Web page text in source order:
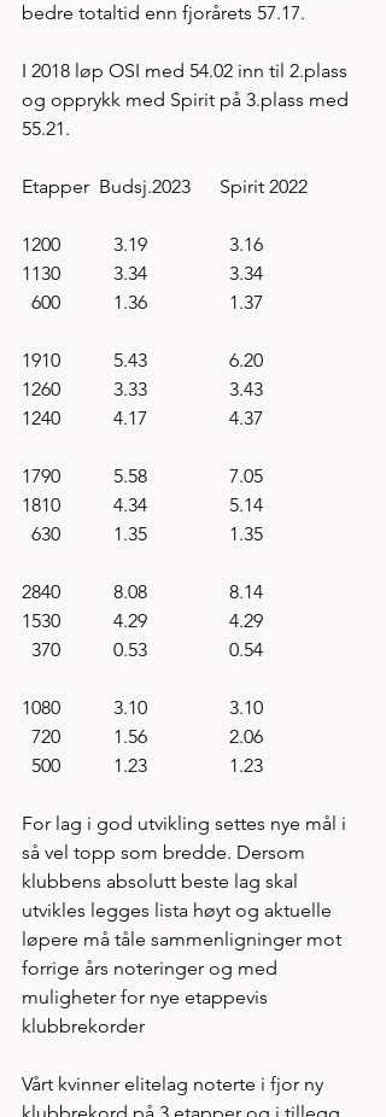
bedre totaltid enn fjorårets 57.17.
I 2018 løp OSI med 54.02 inn til 2.plass
og opprykk med Spirit på 3.plass med
55.21.
Etapper  Budsj.2023      Spirit 2022
1200           3.19                 3.16
1130           3.34                 3.34
  600           1.36                 1.37
1910           5.43                 6.20
1260           3.33                 3.43
1240           4.17                 4.37
1790           5.58                 7.05
1810           4.34                 5.14
  630           1.35                 1.35
2840           8.08                 8.14
1530           4.29                 4.29
  370           0.53                 0.54
1080           3.10                 3.10
  720           1.56                 2.06
  500           1.23                 1.23
For lag i god utvikling settes nye mål i
så vel topp som bredde. Dersom
klubbens absolutt beste lag skal
utvikles legges lista høyt og aktuelle
løpere må tåle sammenligninger mot
forrige års noteringer og med
muligheter for nye etappevis
klubbrekorder
Vårt kvinner elitelag noterte i fjor ny